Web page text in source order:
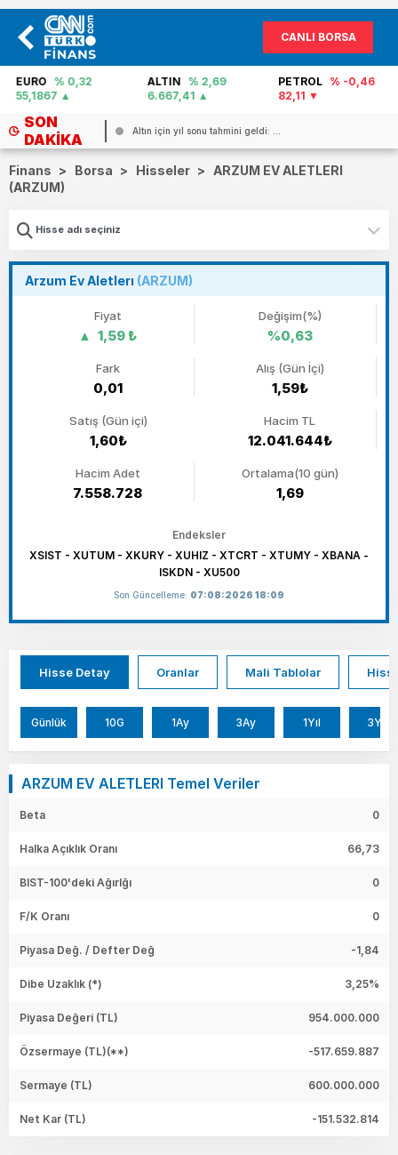
CANLI BORSA
EURO
% 0,32
55,1867
ALTIN
% 2,69
6.667,41
PETROL
% -0,46
82,11
SON
DAKIKA
Altın için yıl sonu tahmini geldi: ...
Finans > Borsa > Hisseler > ARZUM EV ALETLERI
(ARZUM)
Arzum Ev Aletlerı (ARZUM)
Fiyat
1,59 ₺
Değişim(%)
%0,63
Fark
0,01
Alış (Gün İçi)
1,59₺
Satış (Gün içi)
1,60₺
Hacim TL
12.041.644₺
Hacim Adet
7.558.728
Ortalama(10 gün)
1,69
Endeksler
XSIST - XUTUM - XKURY - XUHIZ - XTCRT - XTUMY - XBANA -
ISKDN - XU500
Son Güncelleme: 07:08:2026 18:09
Hisse Detay Oranlar Mali Tablolar
Günlük 10G 1Ay 3Ay 1Yıl 3Yıl
ARZUM EV ALETLERI Temel Veriler
Beta 0
Halka Açıklık Oranı 66,73
BIST-100'deki Ağırlğı 0
F/K Oranı 0
Piyasa Değ. / Defter Değ -1,84
Dibe Uzaklık (*) 3,25%
Piyasa Değeri (TL) 954.000.000
Özsermaye (TL)(**) -517.659.887
Sermaye (TL) 600.000.000
Net Kar (TL) -151.532.814